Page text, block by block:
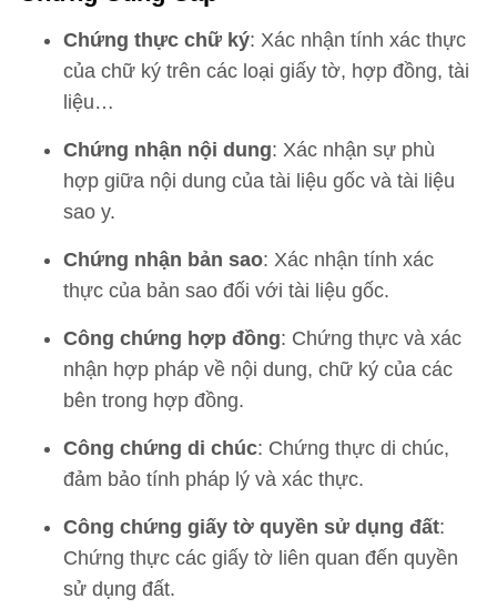
Chứng thực chữ ký: Xác nhận tính xác thực
của chữ ký trên các loại giấy tờ, hợp đồng, tài
liệu…
Chứng nhận nội dung: Xác nhận sự phù
hợp giữa nội dung của tài liệu gốc và tài liệu
sao y.
Chứng nhận bản sao: Xác nhận tính xác
thực của bản sao đối với tài liệu gốc.
Công chứng hợp đồng: Chứng thực và xác
nhận hợp pháp về nội dung, chữ ký của các
bên trong hợp đồng.
Công chứng di chúc: Chứng thực di chúc,
đảm bảo tính pháp lý và xác thực.
Công chứng giấy tờ quyền sử dụng đất:
Chứng thực các giấy tờ liên quan đến quyền
sử dụng đất.